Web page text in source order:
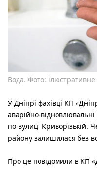
Вода. Фото: ілюстративне
У Дніпрі фахівці КП
аварійно-
по вулиці Криворізькій.
району залишилася без
Про це повідомили в КП